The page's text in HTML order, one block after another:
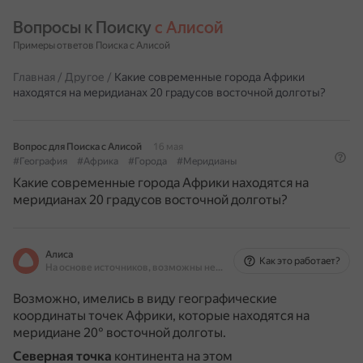
Вопросы к Поиску с Алисой
Примеры ответов Поиска с Алисой
Главная / Другое / Какие современные города Африки
находятся на меридианах 20 градусов восточной долготы?
Вопрос для Поиска с Алисой
16 мая
#География
#Африка #Города #Меридианы
Какие современные города Африки находятся на
меридианах 20 градусов восточной долготы?
Алиса
На основе источников, возможны неточности
Как это работает?
Возможно, имелись в виду географические
координаты точек Африки, которые находятся на
меридиане 20° восточной долготы.
Северная точка континента на этом